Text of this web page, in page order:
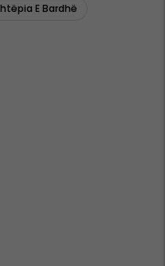
E Bardhë